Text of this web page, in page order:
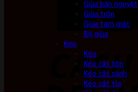
Giũa bán nguyệt
Giũa tròn
Giũa tam giác
Bộ giũa
Kéo
Kéo
Kéo cắt tôn
Kéo cắt cành
Kéo cắt tỉa